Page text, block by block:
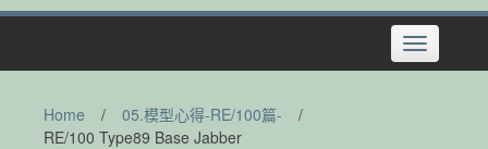
Toggle
navigation
Home / 05.模型心得-RE/100篇-
/
RE/100 Type89 Base Jabber